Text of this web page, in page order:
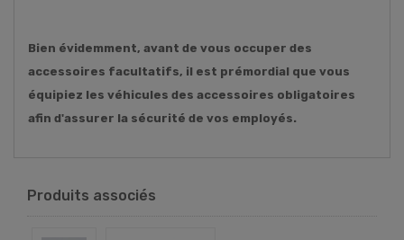
Bien évidemment, avant de vous occuper des
accessoires facultatifs, il est prémordial que vous
équipiez les véhicules des accessoires obligatoires
afin d'assurer la sécurité de vos employés.
Produits associés